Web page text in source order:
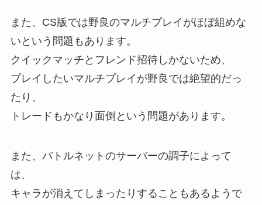
また、CS版では野良のマルチプレイがほぼ組めな
いという問題もあります。
クイックマッチとフレンド招待しかないため、
プレイしたいマルチプレイが野良では絶望的だっ
たり、
トレードもかなり面倒という問題があります。
また、バトルネットのサーバーの調子によって
は、
キャラが消えてしまったりすることもあるようで